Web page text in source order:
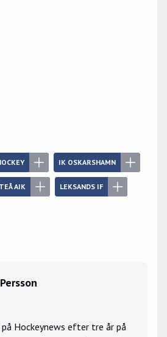
IK OSKARSHAMN
AIK LEKSANDS IF
Hockeynews efter tre år på